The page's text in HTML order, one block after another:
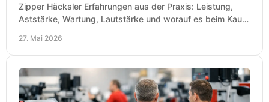
Zipper Häcksler Erfahrungen aus der Praxis: Leistung,
Aststärke, Wartung, Lautstärke und worauf es beim Kauf
27. Mai 2026